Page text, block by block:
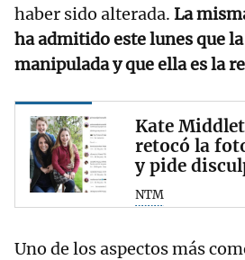
haber sido alterada. La
ha admitido este lunes que
manipulada y que ella es la
Kate
retocó la
y pide
NTM
Uno de los aspectos más